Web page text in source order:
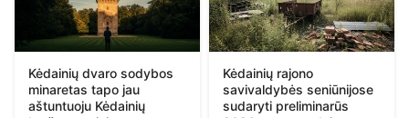
Kėdainių dvaro sodybos
minaretas tapo jau
aštuntuoju Kėdainių
Kėdainių rajono
savivaldybės seniūnijose
sudaryti preliminarūs